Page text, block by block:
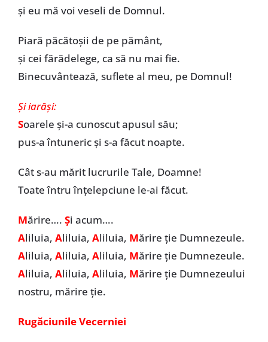
și eu mă voi veseli de Domnul.
Piară păcătoșii de pe pământ,
și cei fărădelege, ca să nu mai fie.
Binecuvântează, suflete al meu, pe Domnul!
Și iarăși:
Soarele și-a cunoscut apusul său;
pus-a întuneric și s-a făcut noapte.
Cât s-au mărit lucrurile Tale, Doamne!
Toate întru înțelepciune le-ai făcut.
Mărire…. Și acum….
Aliluia, Aliluia, Aliluia, Mărire ție Dumnezeule.
Aliluia, Aliluia, Aliluia, Mărire ție Dumnezeule.
Aliluia, Aliluia, Aliluia, Mărire ție Dumnezeului
nostru, mărire ție.
Rugăciunile Vecerniei